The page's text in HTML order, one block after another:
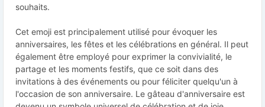
souhaits.
Cet emoji est principalement utilisé pour évoquer les
anniversaires, les fêtes et les célébrations en général. Il peut
également être employé pour exprimer la convivialité, le
partage et les moments festifs, que ce soit dans des
invitations à des événements ou pour féliciter quelqu'un à
l'occasion de son anniversaire. Le gâteau d'anniversaire est